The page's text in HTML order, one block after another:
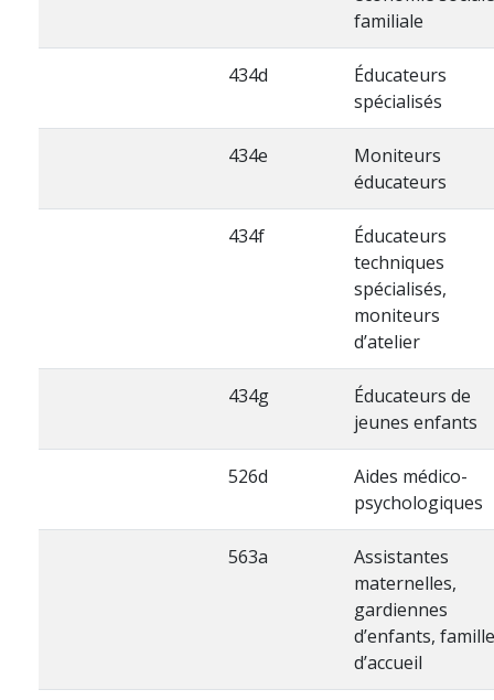
familiale
434d
Éducateurs
spécialisés
434e
Moniteurs
éducateurs
434f
Éducateurs
techniques
spécialisés,
moniteurs
d’atelier
434g
Éducateurs de
jeunes enfants
526d
Aides médico-
psychologiques
563a
Assistantes
maternelles,
gardiennes
d’enfants,
d’accueil